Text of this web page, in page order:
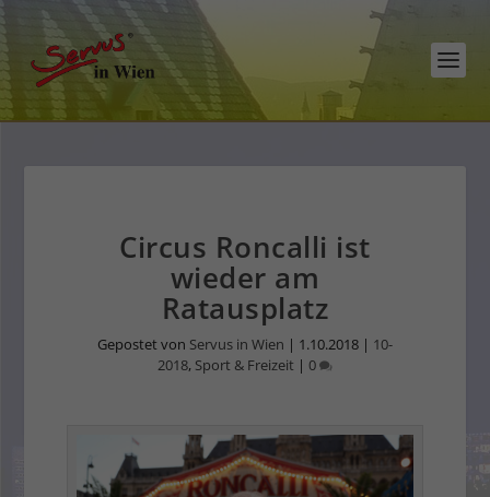
Circus Roncalli ist
wieder am
Ratausplatz
Gepostet von Servus in Wien | 1.10.2018 | 10-
2018, Sport & Freizeit | 0